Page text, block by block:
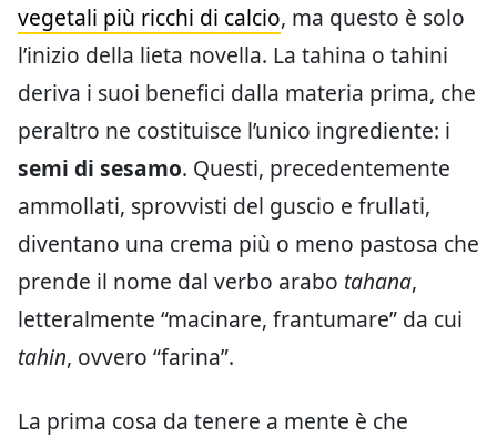
vegetali più ricchi di calcio, ma questo è solo
l’inizio della lieta novella. La tahina o tahini
deriva i suoi benefici dalla materia prima, che
peraltro ne costituisce l’unico ingrediente: i
semi di sesamo. Questi, precedentemente
ammollati, sprovvisti del guscio e frullati,
diventano una crema più o meno pastosa che
prende il nome dal verbo arabo tahana,
letteralmente “macinare, frantumare” da cui
tahin, ovvero “farina”.
La prima cosa da tenere a mente è che